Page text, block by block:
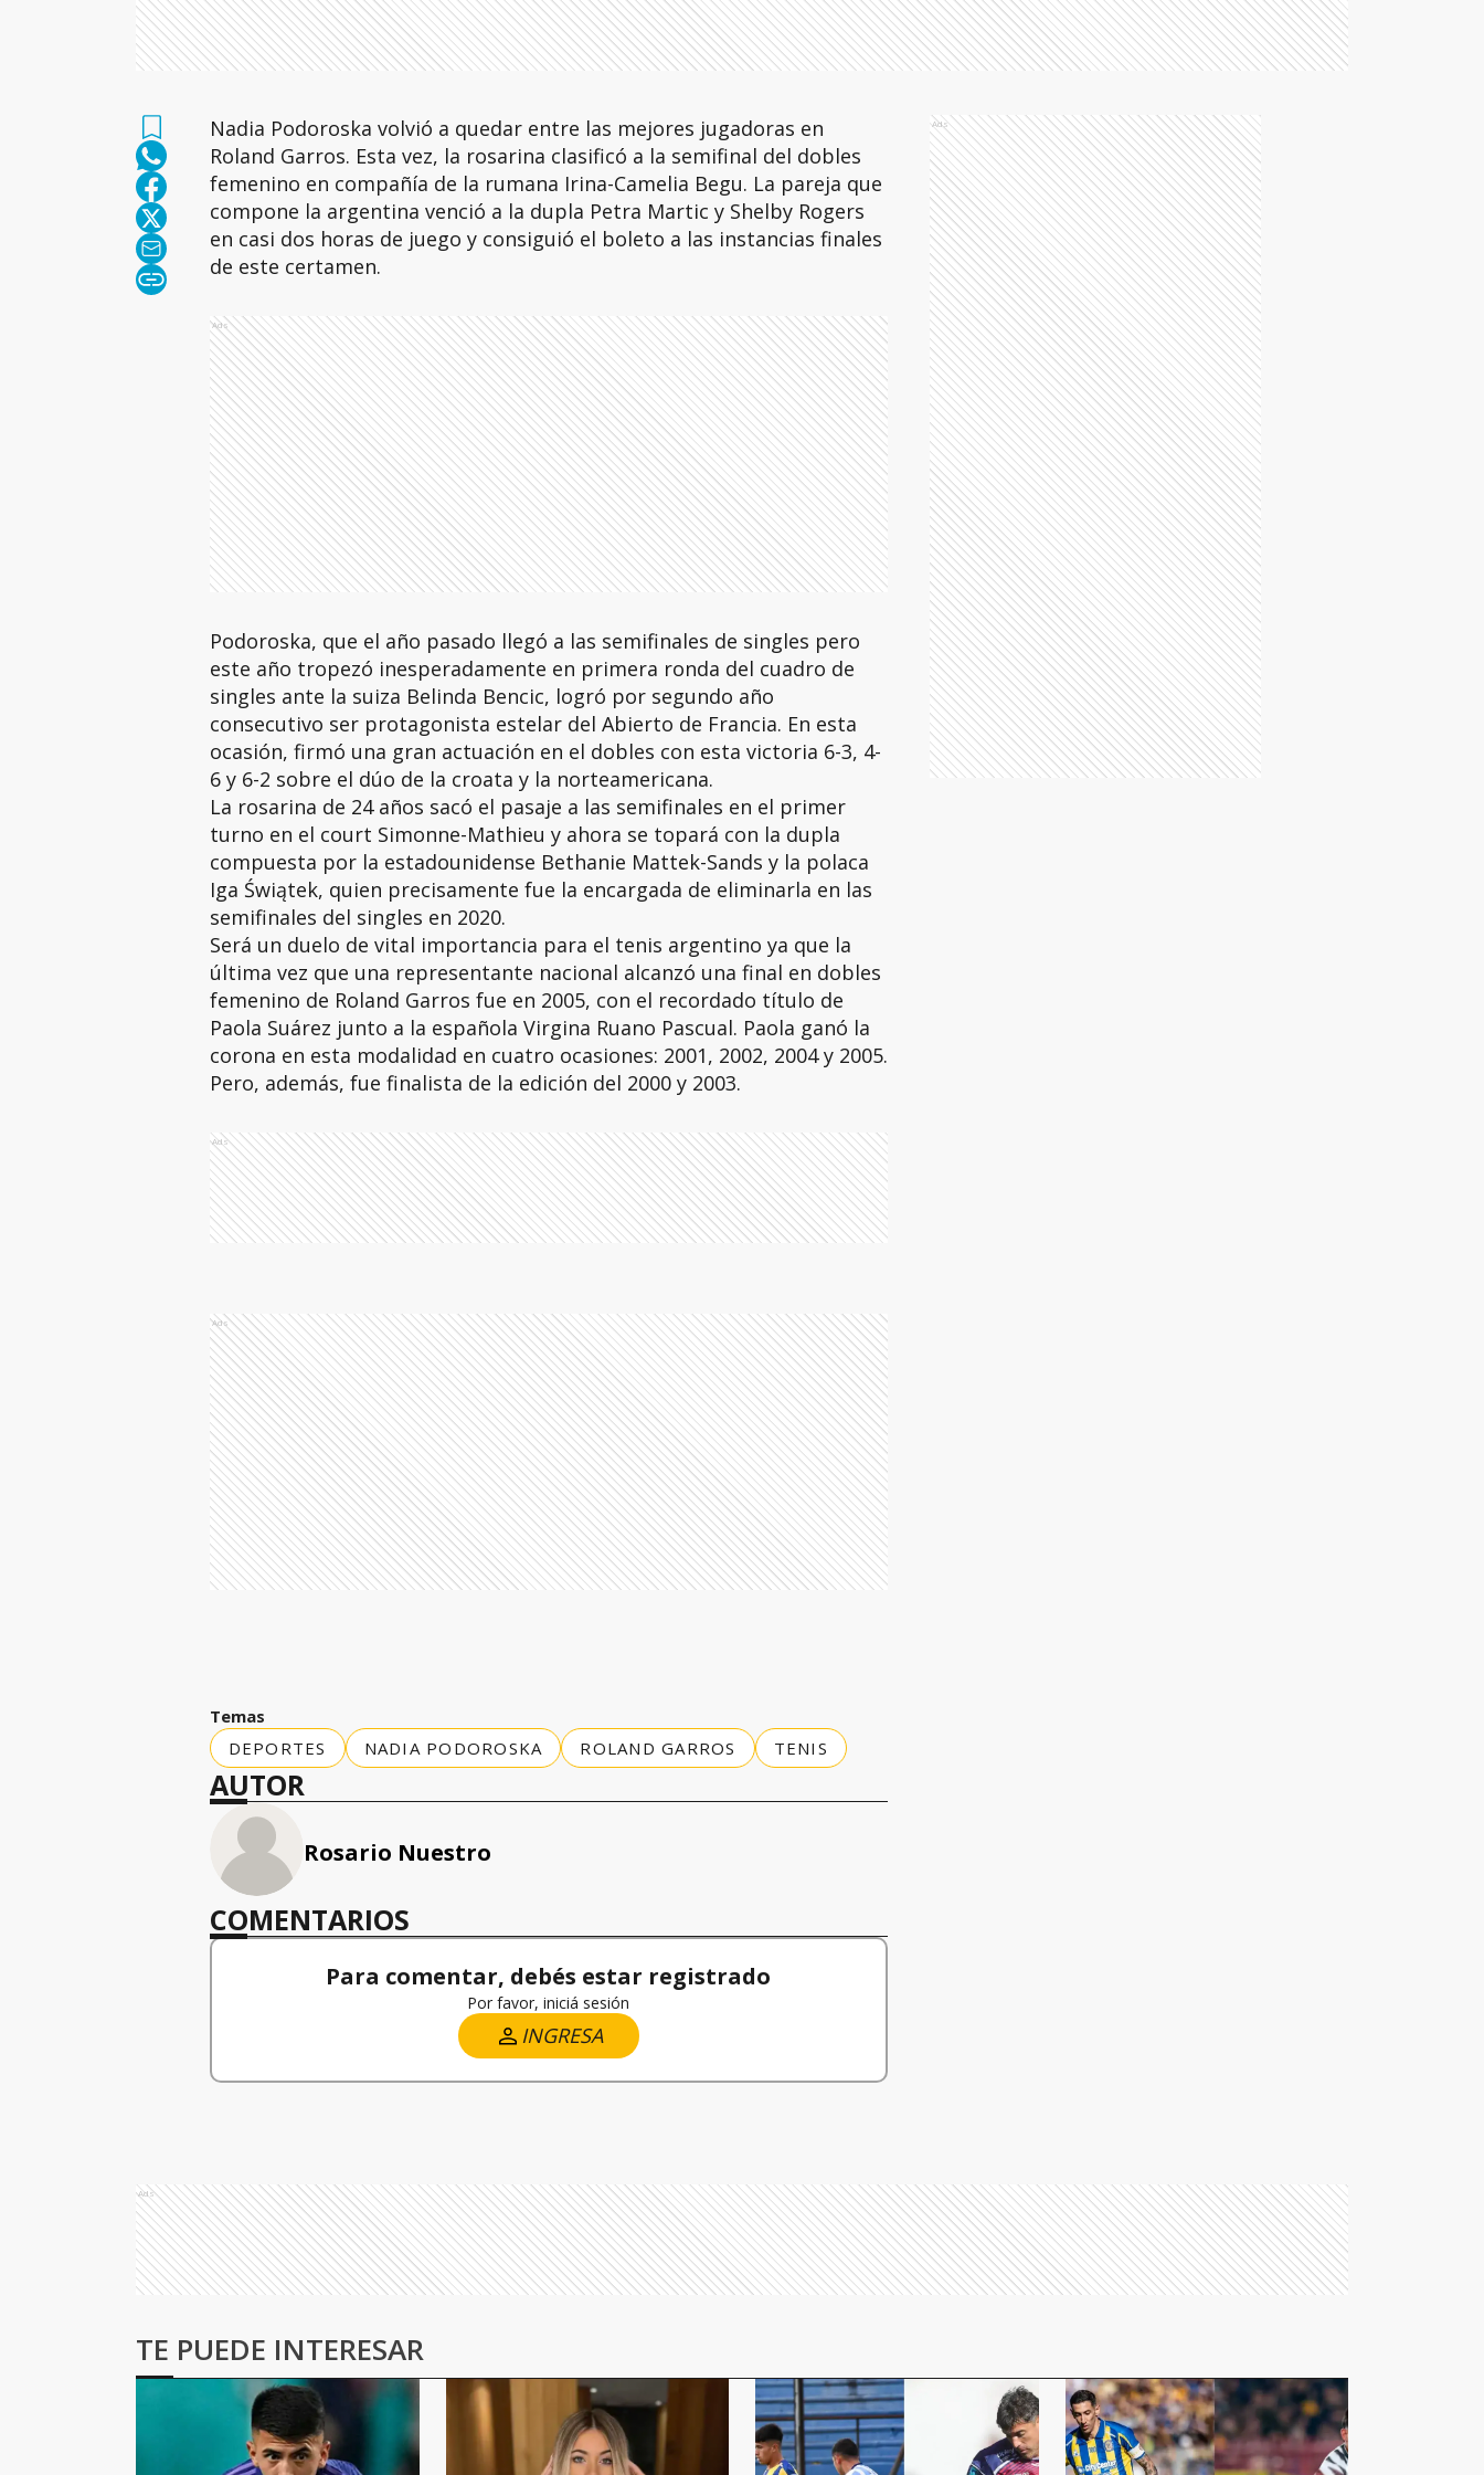
Nadia Podoroska volvió a quedar entre las mejores jugadoras en
Roland Garros. Esta vez, la rosarina clasificó a la semifinal del dobles
femenino en compañía de la rumana Irina-Camelia Begu. La pareja que
compone la argentina venció a la dupla Petra Martic y Shelby Rogers
en casi dos horas de juego y consiguió el boleto a las instancias finales
de este certamen.
Ads
Podoroska, que el año pasado llegó a las semifinales de singles pero
este año tropezó inesperadamente en primera ronda del cuadro de
singles ante la suiza Belinda Bencic, logró por segundo año
consecutivo ser protagonista estelar del Abierto de Francia. En esta
ocasión, firmó una gran actuación en el dobles con esta victoria 6-3, 4-
6 y 6-2 sobre el dúo de la croata y la norteamericana.
La rosarina de 24 años sacó el pasaje a las semifinales en el primer
turno en el court Simonne-Mathieu y ahora se topará con la dupla
compuesta por la estadounidense Bethanie Mattek-Sands y la polaca
Iga Świątek, quien precisamente fue la encargada de eliminarla en las
semifinales del singles en 2020.
Será un duelo de vital importancia para el tenis argentino ya que la
última vez que una representante nacional alcanzó una final en dobles
femenino de Roland Garros fue en 2005, con el recordado título de
Paola Suárez junto a la española Virgina Ruano Pascual. Paola ganó la
corona en esta modalidad en cuatro ocasiones: 2001, 2002, 2004 y 2005.
Pero, además, fue finalista de la edición del 2000 y 2003.
Ads
Ads
Temas
DEPORTES
NADIA PODOROSKA ROLAND GARROS TENIS
AUTOR
Rosario Nuestro
COMENTARIOS
Para comentar, debés estar registrado
Por favor, iniciá sesión
INGRESA
Ads
Ads
TE PUEDE INTERESAR